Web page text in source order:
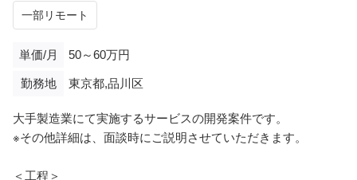
一部リモート
単価/月 50～60万円
勤務地 東京都,品川区
大手製造業にて実施するサービスの開発案件です。
※その他詳細は、面談時にご説明させていただきます。
＜工程＞